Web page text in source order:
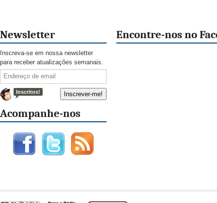
Newsletter
Inscreva-se em nossa newsletter
para receber atualizações semanais.
Inscritos!
Acompanhe-nos
Encontre-nos no